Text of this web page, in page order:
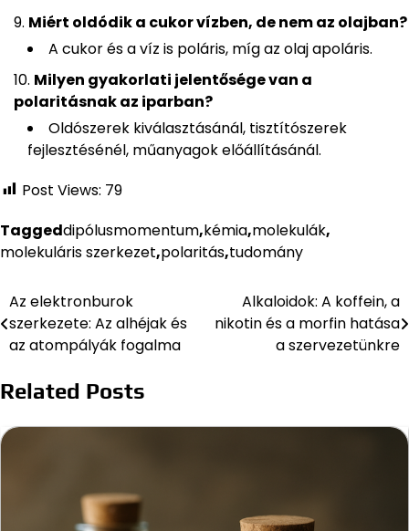
Miért oldódik a cukor vízben, de nem az olajban?
A cukor és a víz is poláris, míg az olaj apoláris.
Milyen gyakorlati jelentősége van a
polaritásnak az iparban?
Oldószerek kiválasztásánál, tisztítószerek
fejlesztésénél, műanyagok előállításánál.
Post Views: 79
Taggeddipólusmomentum,kémia,molekulák,
molekuláris szerkezet,polaritás,tudomány
Bejegyzés
navigáció
Az elektronburok
szerkezete: Az alhéjak és
az atompályák fogalma
Alkaloidok: A koffein, a
nikotin és a morfin hatása
a szervezetünkre
Related Posts